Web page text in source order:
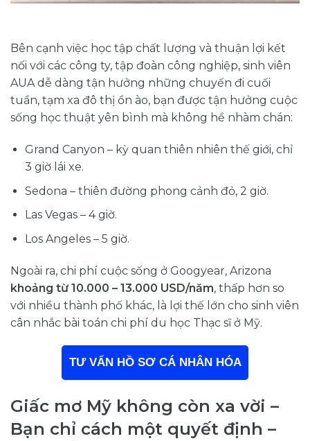
Bên cạnh việc học tập chất lượng và thuận lợi kết
nối với các công ty, tập đoàn công nghiệp, sinh viên
AUA dễ dàng tận hưởng những chuyến đi cuối
tuần, tạm xa đô thị ồn ào, bạn được tận hưởng cuộc
sống học thuật yên bình mà không hề nhàm chán:
Grand Canyon – kỳ quan thiên nhiên thế giới, chỉ
3 giờ lái xe.
Sedona – thiên đường phong cảnh đỏ, 2 giờ.
Las Vegas – 4 giờ.
Los Angeles – 5 giờ.
Ngoài ra, chi phí cuộc sống ở Googyear, Arizona
khoảng từ 10.000 – 13.000 USD/năm, thấp hơn so
với nhiều thành phố khác, là lợi thế lớn cho sinh viên
cân nhắc bài toán chi phí du học Thạc sĩ ở Mỹ.
TƯ VẤN HỒ SƠ CÁ NHÂN HÓA
Giấc mơ Mỹ không còn xa vời –
Bạn chỉ cách một quyết định –